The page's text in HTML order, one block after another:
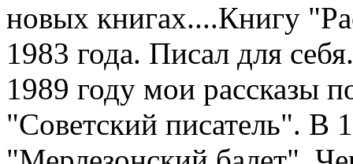
новых книгах....Книгу
1983 года. Писал для
1989 году мои рассказы
"Советский писатель". В